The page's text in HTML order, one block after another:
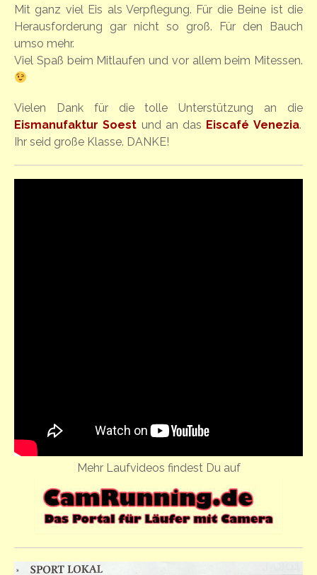
Mit ganz viel Eis als Verpflegung. Für die Beine ist die
Herausforderung gar nicht so groß. Für den Bauch
umso mehr.
Viel Spaß beim Mitlaufen und vor allem beim Mitessen.
Vielen Dank für die tolle Unterstützung an die
Eismanufaktur Soest und an das Eiscafé Venezia.
Ihr seid große Klasse. DANKE!
Mehr Laufvideos findest Du auf